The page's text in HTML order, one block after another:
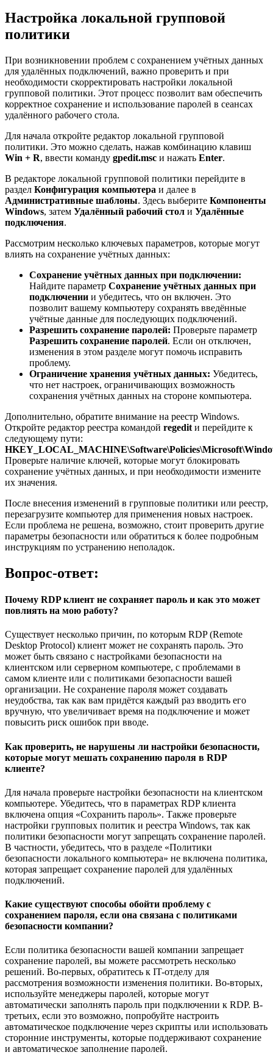
Настройка локальной групповой
политики
При возникновении проблем с сохранением учётных данных
для удалённых подключений, важно проверить и при
необходимости скорректировать настройки локальной
групповой политики. Этот процесс позволит вам обеспечить
корректное сохранение и использование паролей в сеансах
удалённого рабочего стола.
Для начала откройте редактор локальной групповой
политики. Это можно сделать, нажав комбинацию клавиш
Win + R, ввести команду gpedit.msc и нажать Enter.
В редакторе локальной групповой политики перейдите в
раздел Конфигурация компьютера и далее в
Административные шаблоны. Здесь выберите Компоненты
Windows, затем Удалённый рабочий стол и Удалённые
подключения.
Рассмотрим несколько ключевых параметров, которые могут
влиять на сохранение учётных данных:
Сохранение учётных данных при подключении:
Найдите параметр Сохранение учётных данных при
подключении и убедитесь, что он включен. Это
позволит вашему компьютеру сохранять введённые
учётные данные для последующих подключений.
Разрешить сохранение паролей: Проверьте параметр
Разрешить сохранение паролей. Если он отключен,
изменения в этом разделе могут помочь исправить
проблему.
Ограничение хранения учётных данных: Убедитесь,
что нет настроек, ограничивающих возможность
сохранения учётных данных на стороне компьютера.
Дополнительно, обратите внимание на реестр Windows.
Откройте редактор реестра командой regedit и перейдите к
следующему пути:
Проверьте наличие ключей, которые могут блокировать
сохранение учётных данных, и при необходимости измените
их значения.
После внесения изменений в групповые политики или реестр,
перезагрузите компьютер для применения новых настроек.
Если проблема не решена, возможно, стоит проверить другие
параметры безопасности или обратиться к более подробным
инструкциям по устранению неполадок.
Вопрос-ответ:
Почему RDP клиент не сохраняет пароль и как это может
повлиять на мою работу?
Существует несколько причин, по которым RDP (Remote
Desktop Protocol) клиент может не сохранять пароль. Это
может быть связано с настройками безопасности на
клиентском или серверном компьютере, с проблемами в
самом клиенте или с политиками безопасности вашей
организации. Не сохранение пароля может создавать
неудобства, так как вам придётся каждый раз вводить его
вручную, что увеличивает время на подключение и может
повысить риск ошибок при вводе.
Как проверить, не нарушены ли настройки безопасности,
которые могут мешать сохранению пароля в RDP
клиенте?
Для начала проверьте настройки безопасности на клиентском
компьютере. Убедитесь, что в параметрах RDP клиента
включена опция «Сохранить пароль». Также проверьте
настройки групповых политик и реестра Windows, так как
политики безопасности могут запрещать сохранение паролей.
В частности, убедитесь, что в разделе «Политики
безопасности локального компьютера» не включена политика,
которая запрещает сохранение паролей для удалённых
подключений.
Какие существуют способы обойти проблему с
сохранением пароля, если она связана с политиками
безопасности компании?
Если политика безопасности вашей компании запрещает
сохранение паролей, вы можете рассмотреть несколько
решений. Во-первых, обратитесь к IT-отделу для
рассмотрения возможности изменения политики. Во-вторых,
используйте менеджеры паролей, которые могут
автоматически заполнять пароль при подключении к RDP. В-
третьих, если это возможно, попробуйте настроить
автоматическое подключение через скрипты или использовать
сторонние инструменты, которые поддерживают сохранение
и автоматическое заполнение паролей.